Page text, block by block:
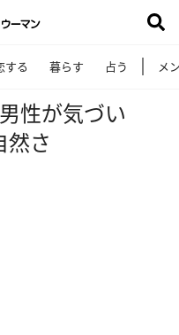
する 暮らす 占う メ
性が気づい
然さ